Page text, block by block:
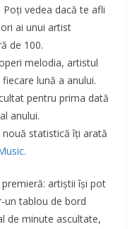
Poți vedea dacă te afli
ai unui artist
de 100.
melodia, artistul
lună a anului.
pentru prima dată
anului.
nouă statistică îți arată
artiștii își pot
un tablou de bord
de minute ascultate,